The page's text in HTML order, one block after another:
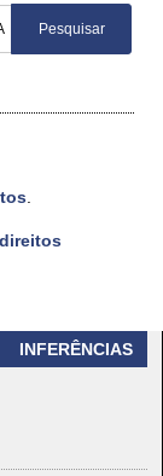
INFERÊNCIAS
.